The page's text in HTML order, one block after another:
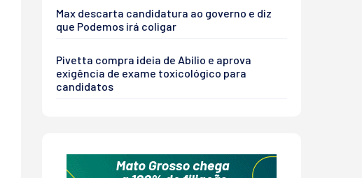
Max descarta candidatura ao governo e diz
que Podemos irá coligar
Pivetta compra ideia de Abilio e aprova
exigência de exame toxicológico para
candidatos